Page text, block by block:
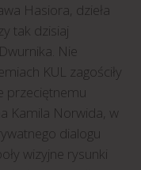
Hasiora, dzieła
tak dzisiaj
Nie
KUL zagościły
przeciętnemu
Kamila Norwida, w
dialogu
wizyjne rysunki